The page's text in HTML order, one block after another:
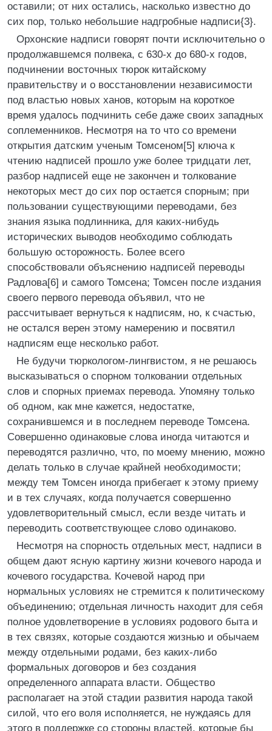
оставили; от них остались, насколько известно до
сих пор, только небольшие надгробные надписи{3}.
Орхонские надписи говорят почти исключительно о
продолжавшемся полвека, с 630-х до 680-х годов,
подчинении восточных тюрок китайскому
правительству и о восстановлении независимости
под властью новых ханов, которым на короткое
время удалось подчинить себе даже своих западных
соплеменников. Несмотря на то что со времени
открытия датским ученым Томсеном[5] ключа к
чтению надписей прошло уже более тридцати лет,
разбор надписей еще не закончен и толкование
некоторых мест до сих пор остается спорным; при
пользовании существующими переводами, без
знания языка подлинника, для каких-нибудь
исторических выводов необходимо соблюдать
большую осторожность. Более всего
способствовали объяснению надписей переводы
Радлова[6] и самого Томсена; Томсен после издания
своего первого перевода объявил, что не
рассчитывает вернуться к надписям, но, к счастью,
не остался верен этому намерению и посвятил
надписям еще несколько работ.
Не будучи тюркологом-лингвистом, я не решаюсь
высказываться о спорном толковании отдельных
слов и спорных приемах перевода. Упомяну только
об одном, как мне кажется, недостатке,
сохранившемся и в последнем переводе Томсена.
Совершенно одинаковые слова иногда читаются и
переводятся различно, что, по моему мнению, можно
делать только в случае крайней необходимости;
между тем Томсен иногда прибегает к этому приему
и в тех случаях, когда получается совершенно
удовлетворительный смысл, если везде читать и
переводить соответствующее слово одинаково.
Несмотря на спорность отдельных мест, надписи в
общем дают ясную картину жизни кочевого народа и
кочевого государства. Кочевой народ при
нормальных условиях не стремится к политическому
объединению; отдельная личность находит для себя
полное удовлетворение в условиях родового быта и
в тех связях, которые создаются жизнью и обычаем
между отдельными родами, без каких-либо
формальных договоров и без создания
определенного аппарата власти. Общество
располагает на этой стадии развития народа такой
силой, что его воля исполняется, не нуждаясь для
этого в поддержке со стороны властей, которые бы